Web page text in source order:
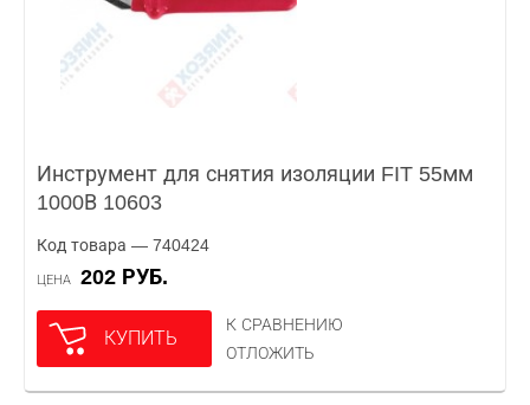
Инструмент для снятия изоляции FIT 55мм
1000В 10603
Код товара — 740424
ЦЕНА 202 РУБ.
КУПИТЬ
К СРАВНЕНИЮ
ОТЛОЖИТЬ